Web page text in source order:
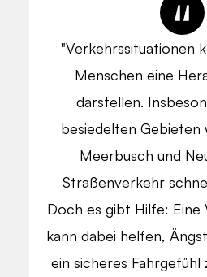
"Verkehrssituationen
Menschen eine
darstellen.
besiedelten Gebieten
Meerbusch und
Straßenverkehr
Doch es gibt Hilfe: Eine
kann dabei helfen,
ein sicheres Fahrgefühl